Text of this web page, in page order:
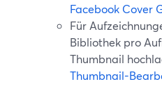
Facebook Cover
Für
Bibliothek pro
Thumbnail
Thumbnail-